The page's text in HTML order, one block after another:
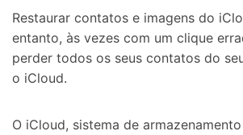
Restaurar contatos e imagens do
entanto, às vezes com um clique
perder todos os seus contatos do
o iCloud.
O iCloud, sistema de